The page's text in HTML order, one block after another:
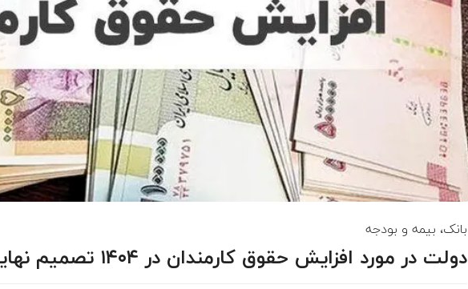
بانک، بیمه و بودجه
دولت در مورد افزایش حقوق کارمندان در ۱۴۰۴ تصمیم نهایی خود را گرفت